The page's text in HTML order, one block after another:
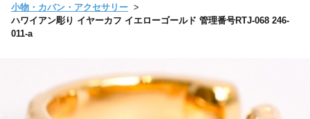
小物・カバン・アクセサリー
ハワイアン彫り イヤーカフ イエローゴールド 管理番号RTJ-068 246-
011-a